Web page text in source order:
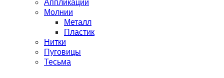
Молнии
Металл
Пластик
Нитки
Пуговицы
Тесьма